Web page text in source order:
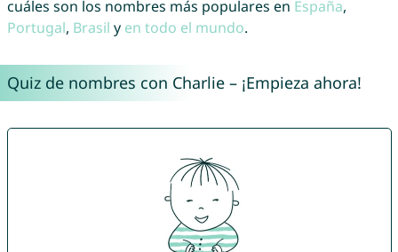
cuáles son los nombres más populares en España,
Portugal, Brasil y en todo el mundo.
Quiz de nombres con Charlie – ¡Empieza ahora!